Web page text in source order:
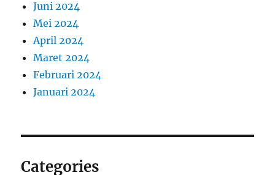
Juni 2024
Mei 2024
April 2024
Maret 2024
Februari 2024
Januari 2024
Categories